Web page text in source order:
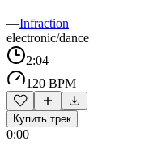
—Infraction
electronic/dance
2:04
120 BPM
Купить трек
0:00